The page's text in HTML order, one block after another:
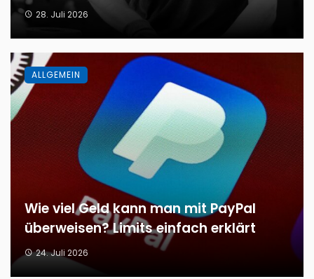
28. Juli 2026
Wie viel Geld kann man mit PayPal
überweisen? Limits einfach erklärt
24. Juli 2026
ALLGEMEIN